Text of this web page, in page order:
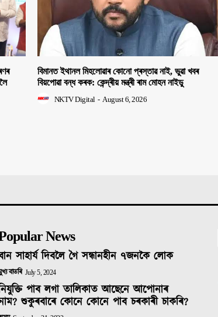
বিমানত ইথানল মিহলোৱাৰ কোনো প্ৰস্তাৱ নাই, ভুৱা খবৰ
বিয়পোৱা বন্ধ কৰক: কেন্দ্ৰীয় মন্ত্ৰী ৰাম মোহন নাইডু
NKTV Digital - August 6, 2026
News
সাহাৰ্য দিবলৈ গৈ সন্ধানহীন ৭জনকৈ লোক
বাতৰি July 5, 2024
পাব লগা তালিকাত আছেনে আপোনাৰ
শুকুৰবাৰে কোনে কোনে পাব চৰকাৰী চাকৰি?